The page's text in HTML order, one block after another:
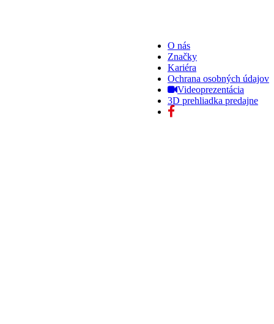
O nás
Značky
Kariéra
Ochrana osobných údajov
Videoprezentácia
3D prehliadka predajne